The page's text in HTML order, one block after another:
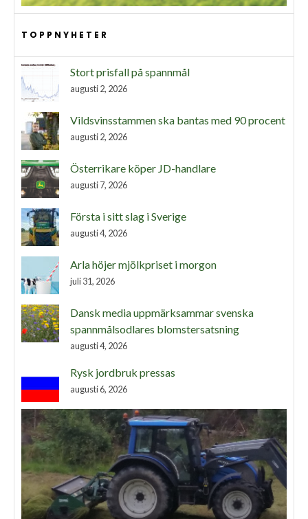
TOPPNYHETER
Stort prisfall på spannmål
augusti 2, 2026
Vildsvinsstammen ska bantas med 90 procent
augusti 2, 2026
Österrikare köper JD-handlare
augusti 7, 2026
Första i sitt slag i Sverige
augusti 4, 2026
Arla höjer mjölkpriset i morgon
juli 31, 2026
Dansk media uppmärksammar svenska
spannmålsodlares blomstersatsning
augusti 4, 2026
Rysk jordbruk pressas
augusti 6, 2026